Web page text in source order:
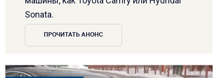
Sonata.
ПРОЧИТАТЬ АНОНС